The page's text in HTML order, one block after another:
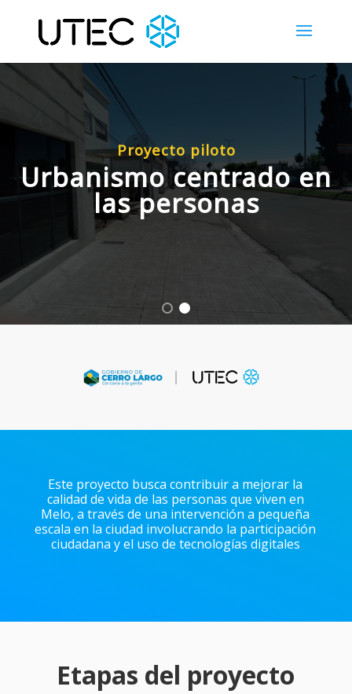
Proyecto piloto
Urbanismo centrado en
las personas
Este proyecto busca contribuir a mejorar la
calidad de vida de las personas que viven en
Melo, a través de una intervención a pequeña
escala en la ciudad involucrando la participación
ciudadana y el uso de tecnologías digitales
Etapas del proyecto